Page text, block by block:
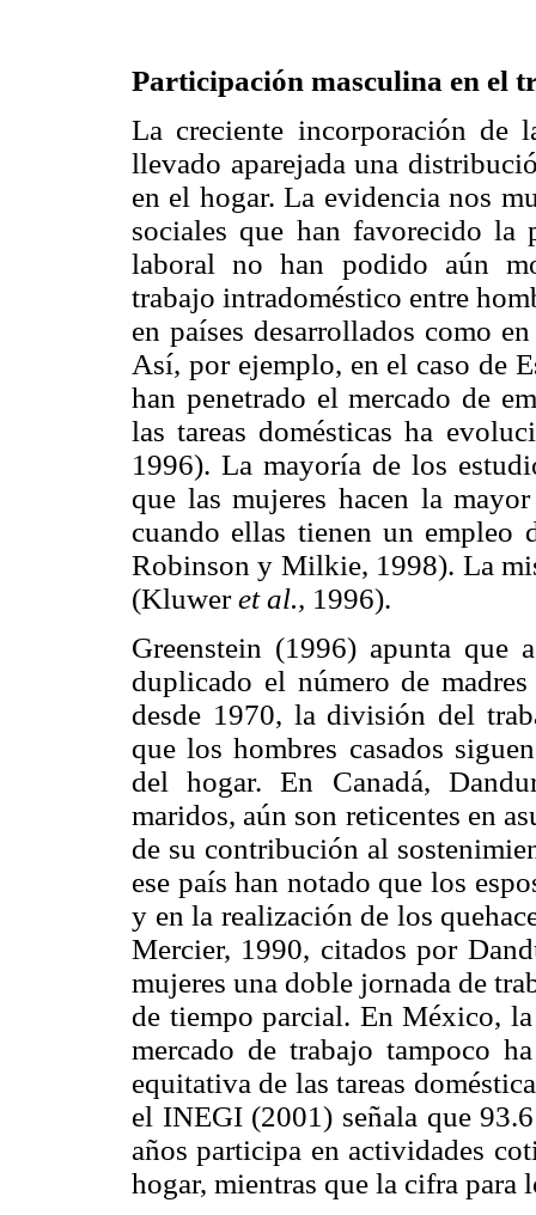
Participación masculina en el
La creciente incorporación de
llevado aparejada una
en el hogar. La evidencia nos
sociales que han favorecido la
laboral no han podido aún
trabajo intradoméstico entre
en países desarrollados como
Así, por ejemplo, en el caso de
han penetrado el mercado de
las tareas domésticas ha
1996). La mayoría de los
que las mujeres hacen la
cuando ellas tienen un
Robinson y Milkie, 1998). La
(Kluweret al., 1996).
Greenstein (1996) apunta que
duplicado el número de
desde 1970, la división del
que los hombres casados
del hogar. En Canadá,
maridos, aún son reticentes en
de su contribución al
ese país han notado que los
y en la realización de los
Mercier, 1990, citados por
mujeres una doble jornada de
de tiempo parcial. En México,
mercado de trabajo tampoco
equitativa de las tareas
el INEGI (2001) señala que
años participa en actividades
hogar, mientras que la cifra para